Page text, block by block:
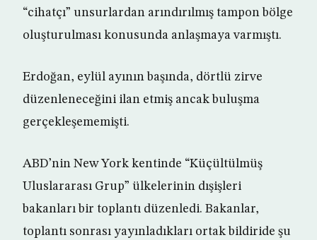
“cihatçı” unsurlardan arındırılmış tampon bölge
oluşturulması konusunda anlaşmaya varmıştı.
Erdoğan, eylül ayının başında, dörtlü zirve
düzenleneceğini ilan etmiş ancak buluşma
gerçekleşememişti.
ABD’nin New York kentinde “Küçültülmüş
Uluslararası Grup” ülkelerinin dışişleri
bakanları bir toplantı düzenledi. Bakanlar,
toplantı sonrası yayınladıkları ortak bildiride şu